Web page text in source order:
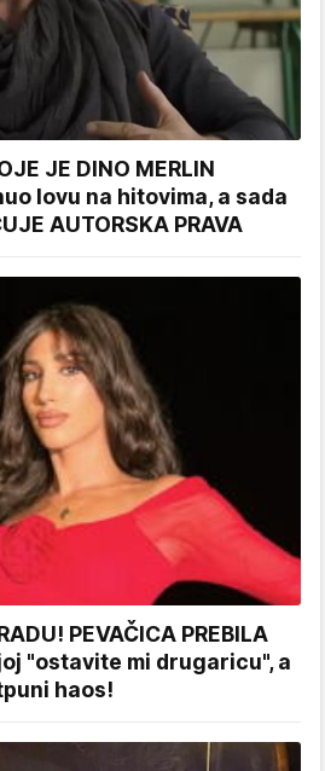
JE DINO MERLIN
lovu na hitovima, a sada
AUTORSKA PRAVA
PEVAČICA PREBILA
"ostavite mi drugaricu", a
haos!